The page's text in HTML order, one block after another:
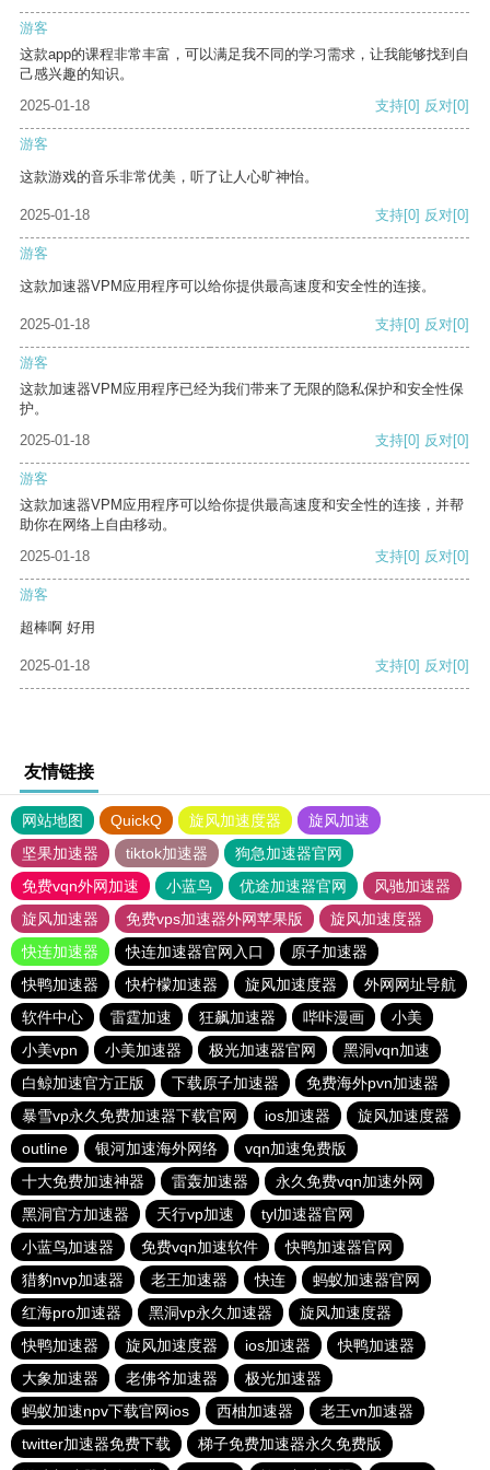
游客
这款app的课程非常丰富，可以满足我不同的学习需求，让我能够找到自
己感兴趣的知识。
2025-01-18
支持[0] 反对[0]
游客
这款游戏的音乐非常优美，听了让人心旷神怡。
2025-01-18 支持[0] 反对[0]
游客
这款加速器VPM应用程序可以给你提供最高速度和安全性的连接。
2025-01-18 支持[0] 反对[0]
游客
这款加速器VPM应用程序已经为我们带来了无限的隐私保护和安全性保
护。
2025-01-18
支持[0] 反对[0]
游客
这款加速器VPM应用程序可以给你提供最高速度和安全性的连接，并帮
助你在网络上自由移动。
2025-01-18
支持[0] 反对[0]
游客
超棒啊 好用
2025-01-18 支持[0] 反对[0]
友情链接
网站地图 QuickQ 旋风加速度器
旋风加速
坚果加速器
tiktok加速器
狗急加速器官网
免费vqn外网加速
小蓝鸟 优途加速器官网
风驰加速器
旋风加速器
免费vps加速器外网苹果版
旋风加速度器
快连加速器
快连加速器官网入口
原子加速器
快鸭加速器
快柠檬加速器 旋风加速度器
外网网址导航
软件中心
雷霆加速 狂飙加速器 哔咔漫画
小美
小美vpn
小美加速器 极光加速器官网
黑洞vqn加速
白鲸加速官方正版
下载原子加速器
免费海外pvn加速器
暴雪vp永久免费加速器下载官网
ios加速器
旋风加速度器
outline
银河加速海外网络
vqn加速免费版
十大免费加速神器
雷轰加速器
永久免费vqn加速外网
黑洞官方加速器
天行vp加速
tyl加速器官网
小蓝鸟加速器
免费vqn加速软件
快鸭加速器官网
猎豹nvp加速器
老王加速器 快连
蚂蚁加速器官网
红海pro加速器
黑洞vp永久加速器
旋风加速度器
快鸭加速器
旋风加速度器 ios加速器
快鸭加速器
大象加速器
老佛爷加速器
极光加速器
蚂蚁加速npv下载官网ios
西柚加速器
老王vn加速器
twitter加速器免费下载
梯子免费加速器永久免费版